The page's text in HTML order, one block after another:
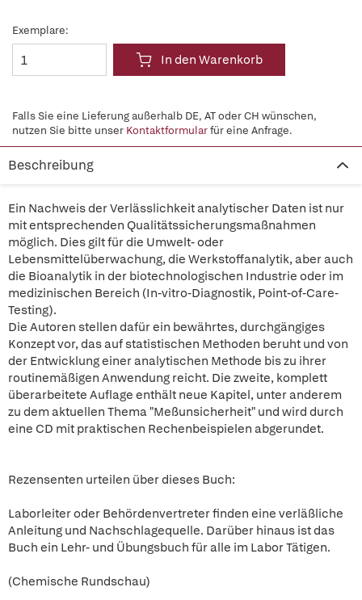
Exemplare:
In den Warenkorb
Falls Sie eine Lieferung außerhalb DE, AT oder CH wünschen,
nutzen Sie bitte unser Kontaktformularfür eine Anfrage.
Beschreibung
Ein Nachweis der Verlässlichkeit analytischer Daten ist nur
mit entsprechenden Qualitätssicherungsmaßnahmen
möglich. Dies gilt für die Umwelt- oder
Lebensmittelüberwachung, die Werkstoffanalytik, aber auch
die Bioanalytik in der biotechnologischen Industrie oder im
medizinischen Bereich (In-vitro-Diagnostik, Point-of-Care-
Testing).
Die Autoren stellen dafür ein bewährtes, durchgängiges
Konzept vor, das auf statistischen Methoden beruht und von
der Entwicklung einer analytischen Methode bis zu ihrer
routinemäßigen Anwendung reicht. Die zweite, komplett
überarbeitete Auflage enthält neue Kapitel, unter anderem
zu dem aktuellen Thema "Meßunsicherheit" und wird durch
eine CD mit praktischen Rechenbeispielen abgerundet.
Rezensenten urteilen über dieses Buch:
Laborleiter oder Behördenvertreter finden eine verläßliche
Anleitung und Nachschlagequelle. Darüber hinaus ist das
Buch ein Lehr- und Übungsbuch für alle im Labor Tätigen.
(Chemische Rundschau)